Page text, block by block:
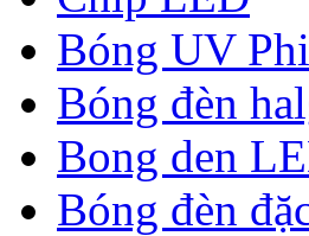
Bóng UV
Bóng đèn
Bong den
Bóng đèn